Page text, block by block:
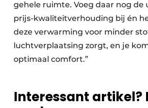
gehele ruimte. Voeg daar nog de
prijs-kwaliteitverhouding bij én
deze verwarming voor minder
luchtverplaatsing zorgt, en je
optimaal comfort.”
Interessant artikel?